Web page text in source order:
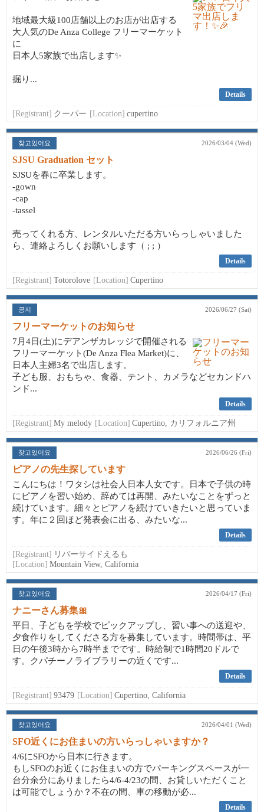
地域最大級100店舗以上のお店が出店する
大人気のDe Anza College フリーマーケット
に
日本人5家族で出店します✨
掘り...
Details
[Registrant] クーパー [Location] cupertino
찾고있어요 2026/03/04 (Wed)
SJSU Graduation セット
SJSUを春に卒業します。
-gown
-cap
-tassel
売ってくれる方、レンタルいただる方いらっしゃいました
ら、連絡よろしくお願いします（ ; ; ）
Details
[Registrant] Totorolove [Location] Cupertino
공지 2026/06/27 (Sat)
フリーマーケットのお知らせ
7月4日(土)にデアンザカレッジで開催される
フリーマーケット(De Anza Flea Market)に、
日本人主婦3名で出店します。
子ども服、おもちゃ、食器、テント、カメラなどセカンドハ
ンド...
Details
[Registrant] My melody [Location] Cupertino, カリフォルニア州
찾고있어요 2026/06/26 (Fri)
ピアノの先生探しています
こんにちは！ワタシは社会人日本人女です。日本で子供の時
にピアノを習い始め、辞めては再開、みたいなことをずっと
続けています。細々とピアノを続けていきたいと思っていま
す。年に２回ほど発表会に出る、みたいな...
Details
[Registrant] リバーサイドえるも
[Location] Mountain View, California
찾고있어요 2026/04/17 (Fri)
ナニーさん募集🎀
平日、子どもを学校でピックアップし、習い事への送迎や、
夕食作りをしてくださる方を募集しています。時間帯は、平
日の午後3時から7時半までです。時給制で1時間20ドルで
す。クパチーノライブラリーの近くです...
Details
[Registrant] 93479 [Location] Cupertino, California
찾고있어요 2026/04/01 (Wed)
SFO近くにお住まいの方いらっしゃいますか？
4/6にSFOから日本に行きます。
もしSFOのお近くにお住まいの方でパーキングスペースが一
台分余分にありましたら4/6-4/23の間、お貸しいただくこと
は可能でしょうか？不在の間、車の移動が必...
Details